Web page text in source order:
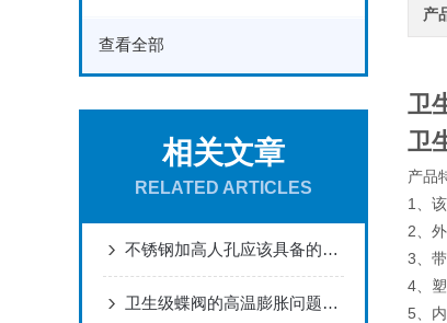
查看全部
相关文章
RELATED ARTICLES
不锈钢加高人孔应该具备的性能
卫生级蝶阀的高温膨胀问题分享
产
卫
卫
产品
1、
2、
3、
4、
5、